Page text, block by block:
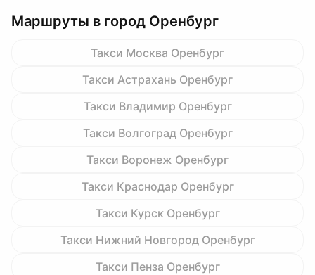
Маршруты в город Оренбург
Такси Москва Оренбург
Такси Астрахань Оренбург
Такси Владимир Оренбург
Такси Волгоград Оренбург
Такси Воронеж Оренбург
Такси Краснодар Оренбург
Такси Курск Оренбург
Такси Нижний Новгород Оренбург
Такси Пенза Оренбург